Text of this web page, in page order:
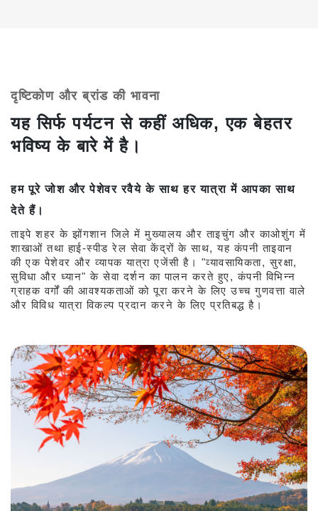
दृष्टिकोण और ब्रांड की भावना
यह सिर्फ पर्यटन से कहीं अधिक, एक बेहतर
भविष्य के बारे में है।
हम पूरे जोश और पेशेवर रवैये के साथ हर यात्रा में आपका साथ
देते हैं।
ताइपे शहर के झोंगशान जिले में मुख्यालय और ताइचुंग और काओशुंग में
शाखाओं तथा हाई-स्पीड रेल सेवा केंद्रों के साथ, यह कंपनी ताइवान
की एक पेशेवर और व्यापक यात्रा एजेंसी है। "व्यावसायिकता, सुरक्षा,
सुविधा और ध्यान" के सेवा दर्शन का पालन करते हुए, कंपनी विभिन्न
ग्राहक वर्गों की आवश्यकताओं को पूरा करने के लिए उच्च गुणवत्ता वाले
और विविध यात्रा विकल्प प्रदान करने के लिए प्रतिबद्ध है।